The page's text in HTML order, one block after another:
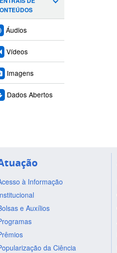
Áudios
Vídeos
Imagens
Dados Abertos
à Informação
e Auxílios
da Ciência